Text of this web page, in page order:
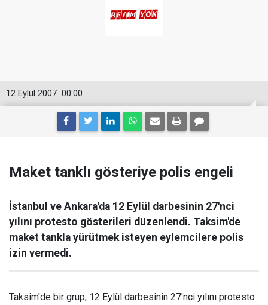
00:00
12 Eylül 2007
Maket tanklı gösteriye polis engeli
İstanbul ve Ankara'da 12 Eylül darbesinin 27'nci
yılını protesto gösterileri düzenlendi. Taksim'de
maket tankla yürütmek isteyen eylemcilere polis
izin vermedi.
Taksim'de bir grup, 12 Eylül darbesinin 27'nci yılını protesto